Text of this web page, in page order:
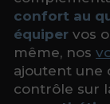
confort au
équipervos
même, nos
ajoutent une
contrôle sur